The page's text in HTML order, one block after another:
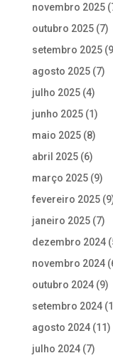
novembro 2025
outubro 2025(7)
setembro 2025
agosto 2025(7)
julho 2025(4)
junho 2025(1)
maio 2025(8)
abril 2025(6)
março 2025(9)
fevereiro 2025
janeiro 2025(7)
dezembro 2024
novembro 2024
outubro 2024(9)
setembro 2024
agosto 2024(11)
julho 2024(7)